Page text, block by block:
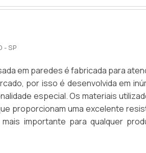
- SP
em paredes é fabricada para
por isso é desenvolvida em
especial. Os materiais
proporcionam uma excelente
importante para qualquer
que cada versão da arara oferece
model.